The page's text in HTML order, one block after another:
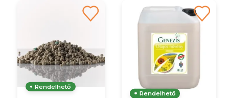
Rendelhető
Rendelhető